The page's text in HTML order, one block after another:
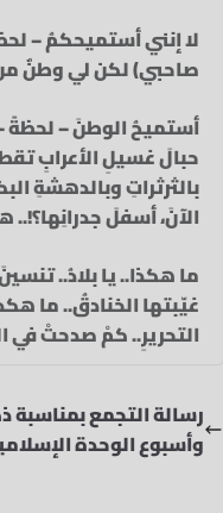
لا إنني أستميحكمُ –
صاحبي) لكن لي وطنٌ من
أستميحُ الوطنَ – لحظةً
حبالَ غسيلِ الأعرابِ
بالثرثراتِ وبالدهشةِ
الآنَ، أسفلَ جدرانِها؟!..
ما هكذا.. يا بلادُ..
غيّبتها الخنادقُ.. ما
التحريرِ.. كمْ صدحتْ في
رسالة التجمع بمناسبة
وأسبوع الوحدة